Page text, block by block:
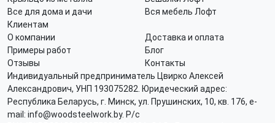
Все для дома и дачи
Вся мебель Лофт
Клиентам
О компании
Доставка и оплата
Примеры работ
Блог
Отзывы
Контакты
Индивидуальный предприниматель Цвирко Алексей
Александрович, УНП 193075282. Юридеческий адрес:
Республика Беларусь, г. Минск, ул. Прушинских, 10, кв. 176, e-
mail: info@woodsteelwork.by. Р/с